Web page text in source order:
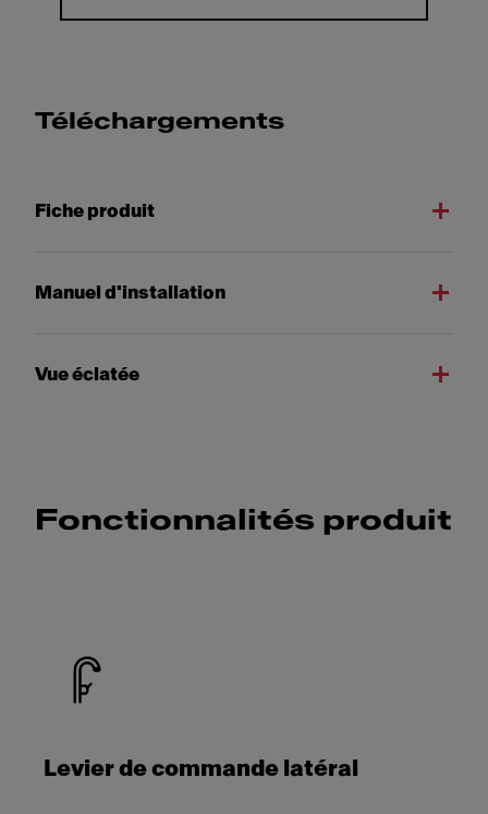
Téléchargements
Fiche produit
Manuel d'installation
Vue éclatée
Fonctionnalités produit
Levier de commande latéral